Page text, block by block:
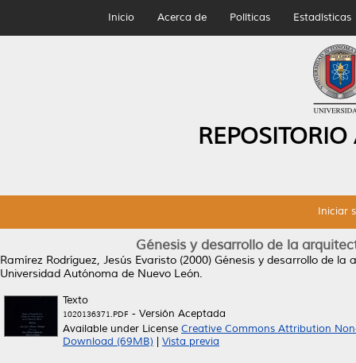
Inicio Acerca de Políticas Estadísticas
Iniciar
Génesis y desarrollo de la
Ramírez Rodríguez, Jesús Evaristo (2000) Génesis y desarrollo de la
Universidad Autónoma de Nuevo León.
Texto
1020136371.PDF - Versión Aceptada
Available under License Creative Commons Attribution
Download (69MB)
Vista previa